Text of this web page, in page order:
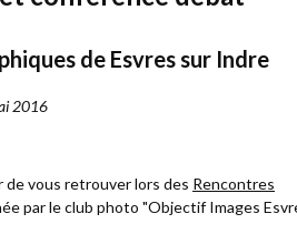
de Esvres sur Indre
2016
vous retrouver lors des Rencontres
par le club photo "Objectif Images